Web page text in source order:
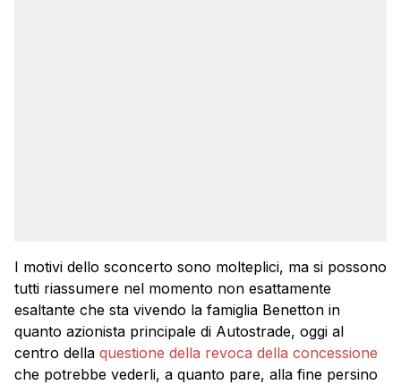
I motivi dello sconcerto sono molteplici, ma si possono
tutti riassumere nel momento non esattamente
esaltante che sta vivendo la famiglia Benetton in
quanto azionista principale di Autostrade, oggi al
centro della questione della revoca della concessione
che potrebbe vederli, a quanto pare, alla fine persino